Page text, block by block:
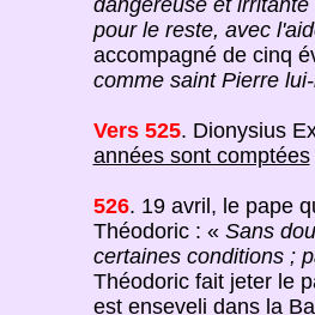
dangereuse et
pour le reste, avec
accompagné de cinq
comme saint Pierre
Vers 525. Dionysius
années sont comptées
526. 19 avril, le pape
Théodoric : « Sans
certaines conditions ;
Théodoric fait jeter le
est enseveli dans la